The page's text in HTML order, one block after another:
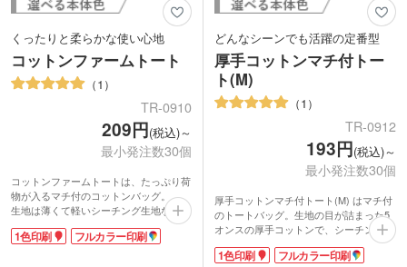
くったりと柔らかな使い心地
コットンファームトート
1
TR-0910
209円(税込)～
最小発注数30個
コットンファームトートは、たっぷり荷
物が入るマチ付のコットンバッグ。
生地は薄くて軽いシーチング生地なの
で、荷物や体のラインに沿って、くった
りとしたフォルムを楽しめます。
1色印刷 フルカラー印刷
どんなシーンでも活躍の定番型
厚手コットンマチ付トー
ト(M)
1
TR-0912
193円(税込)～
最小発注数30個
厚手コットンマチ付トート(M) はマチ付
のトートバッグ。生地の目が詰まった5
オンスの厚手コットンで、シーチングと
比べてバッグの中身が透けにくいです。
コーポレートカラーやイベントのイメー
1色印刷 フルカラー印刷